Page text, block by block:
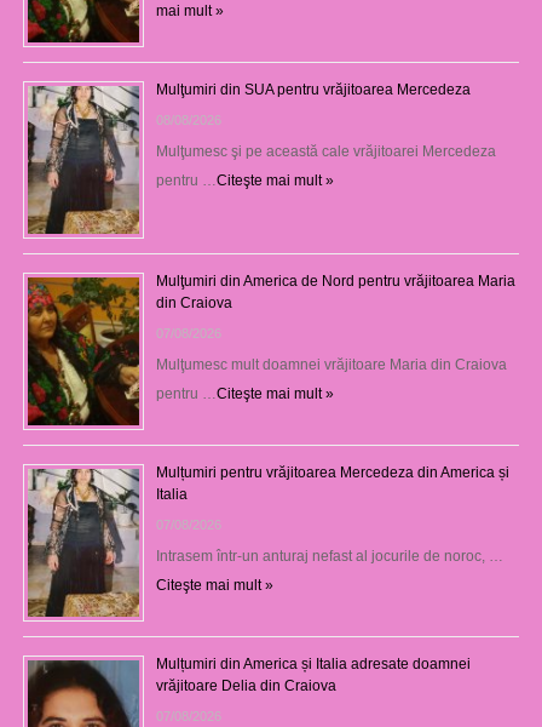
mai mult »
Mulţumiri din SUA pentru vrăjitoarea Mercedeza
08/08/2026
Mulţumesc şi pe această cale vrăjitoarei Mercedeza
pentru … Citeşte mai mult »
Mulţumiri din America de Nord pentru vrăjitoarea Maria
din Craiova
07/08/2026
Mulţumesc mult doamnei vrăjitoare Maria din Craiova
pentru … Citeşte mai mult »
Mulțumiri pentru vrăjitoarea Mercedeza din America și
Italia
07/08/2026
Intrasem într-un anturaj nefast al jocurile de noroc, …
Citeşte mai mult »
Mulțumiri din America și Italia adresate doamnei
vrăjitoare Delia din Craiova
07/08/2026